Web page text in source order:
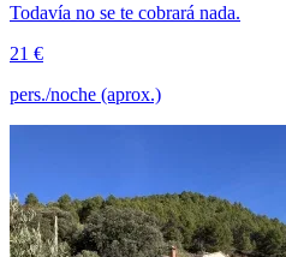
Todavía no se te cobrará nada.
21 €
pers./noche (aprox.)